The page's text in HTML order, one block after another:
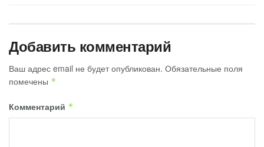
Добавить комментарий
Ваш адрес email не будет опубликован. Обязательные поля
помечены *
Комментарий *